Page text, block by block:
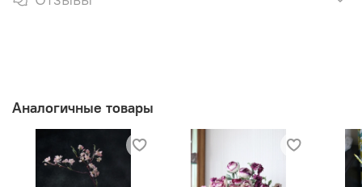
Аналогичные товары